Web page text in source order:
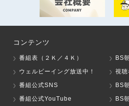
コンテンツ
番組表（２Ｋ／４Ｋ）
BS
ウェルビーイング放送中！
視聴
番組公式SNS
BS
番組公式YouTube
BS